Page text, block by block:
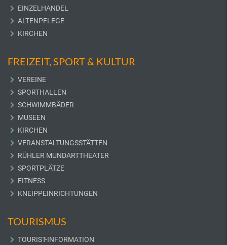
EINZELHANDEL
ALTENPFLEGE
KIRCHEN
FREIZEIT, SPORT & KULTUR
VEREINE
SPORTHALLEN
SCHWIMMBÄDER
MUSEEN
KIRCHEN
VERANSTALTUNGSSTÄTTEN
RÜHLER MUNDARTTHEATER
SPORTPLÄTZE
FITNESS
KNEIPPEINRICHTUNGEN
TOURISMUS
TOURIST-INFORMATION